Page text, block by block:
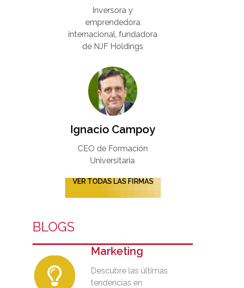
Inversora y
emprendedora
internacional, fundadora
de NJF Holdings
Ignacio Campoy​
CEO de Formación
Universitaria​
VER TODAS LAS FIRMAS
BLOGS
Marketing
Descubre las últimas
tendencias en